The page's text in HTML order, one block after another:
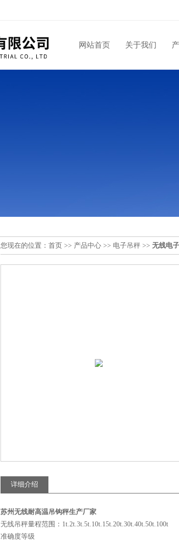
网站首页 关于我们
您现在的位置： 首页 >> 产品中心 >> 电子吊秤 >> 无线电
详细介绍
苏州无线耐高温吊钩秤生产厂家
无线吊秤量程范围：1t.2t.3t.5t.10t.15t.20t.30t.40t.50t.100t
准确度等级